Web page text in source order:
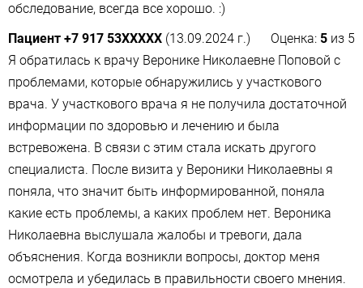
обследование, всегда все хорошо. :)
Пациент +7 917 53XXXXX (13.09.2024 г.) Оценка: 5 из 5
Я обратилась к врачу Веронике Николаевне Поповой с
проблемами, которые обнаружились у участкового
врача. У участкового врача я не получила достаточной
информации по здоровью и лечению и была
встревожена. В связи с этим стала искать другого
специалиста. После визита у Вероники Николаевны я
поняла, что значит быть информированной, поняла
какие есть проблемы, а каких проблем нет. Вероника
Николаевна выслушала жалобы и тревоги, дала
объяснения. Когда возникли вопросы, доктор меня
осмотрела и убедилась в правильности своего мнения.